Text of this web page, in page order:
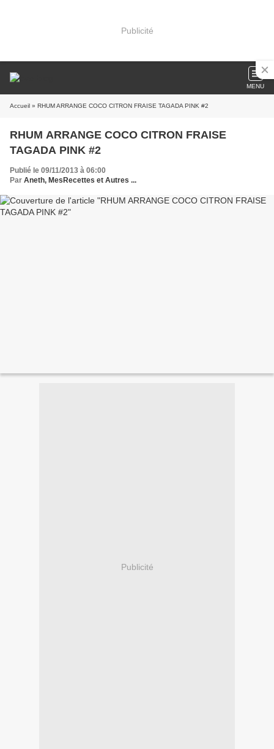
Publicité
MENU
Accueil » RHUM ARRANGE COCO CITRON FRAISE TAGADA PINK #2
RHUM ARRANGE COCO CITRON FRAISE
TAGADA PINK #2
Publié le 09/11/2013 à 06:00
Par Aneth, MesRecettes et Autres ...
Publicité